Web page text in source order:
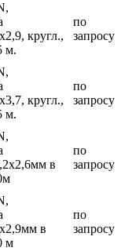
кругл.,
м.
по
запросу
кругл.,
м.
по
запросу
в
по
запросу
в
м
по
запросу